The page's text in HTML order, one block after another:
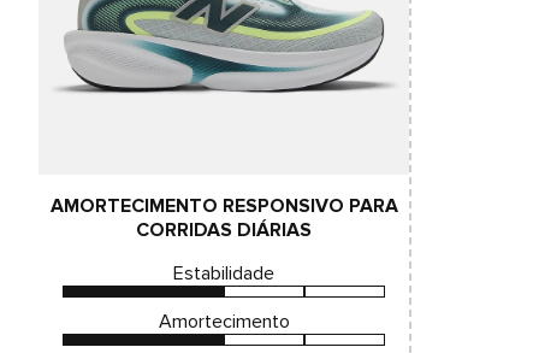
AMORTECIMENTO RESPONSIVO PARA
CORRIDAS DIÁRIAS
Estabilidade
Amortecimento